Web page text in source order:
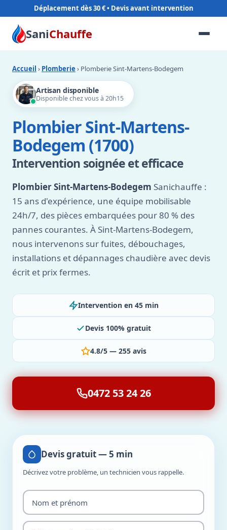
Déplacement dès 30 €
SaniChauffe
Accueil › Plomberie › Plomberie Sint-Martens-Bodegem
Artisan disponible
Disponible chez vous à 20h15
Plombier Sint-Martens-
Bodegem (1700)
Intervention soignée et efficace
Plombier Sint-Martens-Bodegem Sanichauffe :
15 ans d'expérience, une équipe mobilisable
24h/7, des pièces embarquées pour 80 % des
pannes courantes. À Sint-Martens-Bodegem,
nous intervenons sur fuites, débouchages,
installations et dépannages chaudière avec devis
écrit et prix fermes.
Intervention en 45 min
Devis 100% gratuit
4.8/5 — 255 avis
0472 53 24 26
Devis gratuit — 5 min
Décrivez votre problème, un technicien vous rappelle.